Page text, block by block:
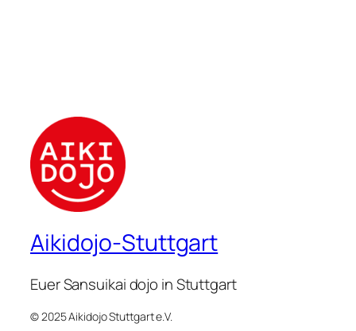
Aikidojo-Stuttgart
Euer Sansuikai dojo in Stuttgart
© 2025 Aikidojo Stuttgart e.V.